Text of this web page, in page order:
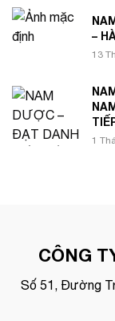
–
13
1
CÔNG
Số 51, Đường